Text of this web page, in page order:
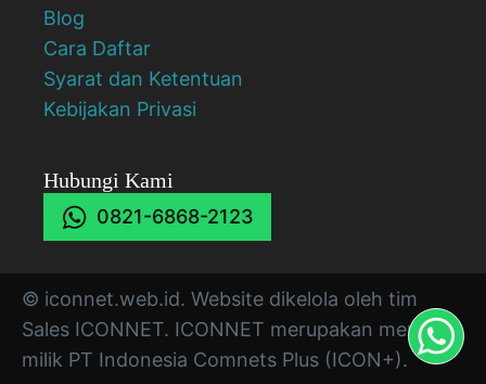
Blog
Cara Daftar
Syarat dan Ketentuan
Kebijakan Privasi
Hubungi Kami
0821-6868-2123
© iconnet.web.id. Website dikelola oleh tim
Sales ICONNET. ICONNET merupakan merek
milik PT Indonesia Comnets Plus (ICON+).